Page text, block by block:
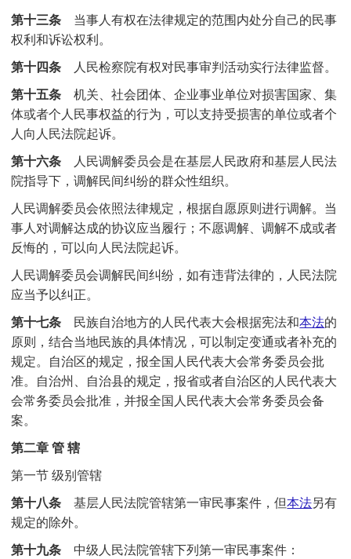
第十三条 当事人有权在法律规定的范围内处分自己的民事
权利和诉讼权利。
第十四条 人民检察院有权对民事审判活动实行法律监督。
第十五条机关、社会团体、企业事业单位对损害国家、集
体或者个人民事权益的行为，可以支持受损害的单位或者个
人向人民法院起诉。
第十六条 人民调解委员会是在基层人民政府和基层人民法
院指导下，调解民间纠纷的群众性组织。
人民调解委员会依照法律规定，根据自愿原则进行调解。当
事人对调解达成的协议应当履行；不愿调解、调解不成或者
反悔的，可以向人民法院起诉。
人民调解委员会调解民间纠纷，如有违背法律的，人民法院
应当予以纠正。
第十七条 民族自治地方的人民代表大会根据宪法和本法的
原则，结合当地民族的具体情况，可以制定变通或者补充的
规定。自治区的规定，报全国人民代表大会常务委员会批
准。自治州、自治县的规定，报省或者自治区的人民代表大
会常务委员会批准，并报全国人民代表大会常务委员会备
案。
第二章 管 辖
第一节 级别管辖
第十八条基层人民法院管辖第一审民事案件，但本法另有
规定的除外。
第十九条 中级人民法院管辖下列第一审民事案件：